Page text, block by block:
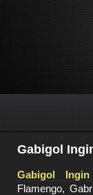
Gabigol
Gabigol
Flamengo,